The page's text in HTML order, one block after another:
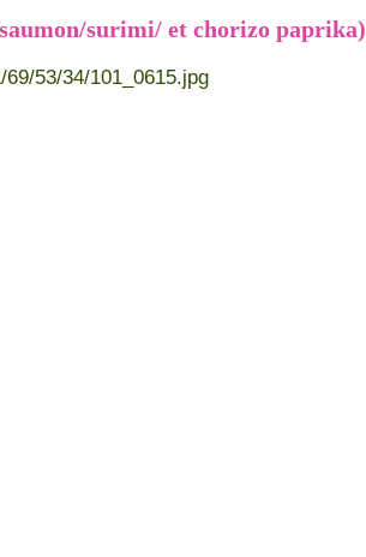
surimi/ et chorizo paprika)